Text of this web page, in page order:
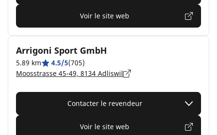
Voir le site web
Arrigoni Sport GmbH
5.89 km 4.5/5(705)
Moosstrasse 45-49, 8134 Adliswil
Contacter le revendeur
Voir le site web